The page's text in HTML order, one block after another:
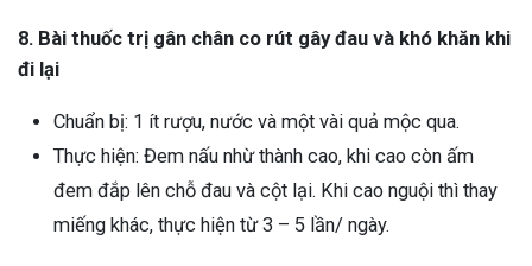
8. Bài thuốc trị gân chân co rút gây đau và khó khăn khi
đi lại
Chuẩn bị: 1 ít rượu, nước và một vài quả mộc qua.
Thực hiện: Đem nấu nhừ thành cao, khi cao còn ấm
đem đắp lên chỗ đau và cột lại. Khi cao nguội thì thay
miếng khác, thực hiện từ 3 – 5 lần/ ngày.